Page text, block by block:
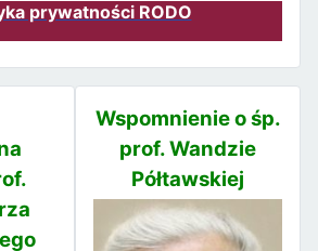
prywatności RODO
Wspomnienie o śp.
prof. Wandzie
Półtawskiej